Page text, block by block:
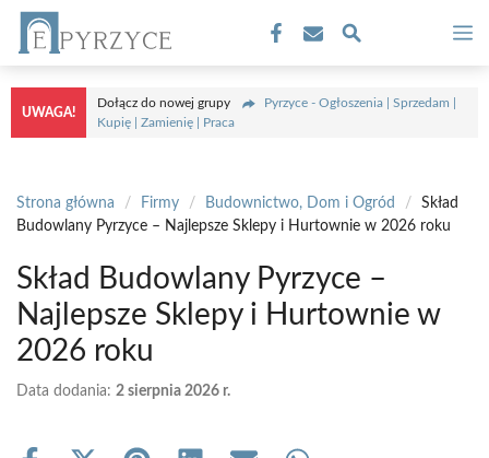
Przejdź
treści
UWAGA!
Dołącz do nowej grupy
Pyrzyce - Ogłoszenia | Sprzedam |
Kupię | Zamienię | Praca
Strona główna / Firmy / Budownictwo, Dom i Ogród /
Skład
Budowlany Pyrzyce – Najlepsze Sklepy i Hurtownie w 2026 roku
Skład Budowlany Pyrzyce –
Najlepsze Sklepy i Hurtownie w
2026 roku
Data dodania: 2 sierpnia 2026 r.